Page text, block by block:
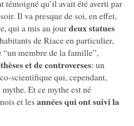
témoigné qu’il avait été averti par
Il va presque de soi, en effet,
qui a mis au jourdeux statues
de Riace en particulier,
“un membre de la famille”,
et de controverses: un
scientifique qui, cependant,
Et ce mythe est né
et les années qui ont suivi la